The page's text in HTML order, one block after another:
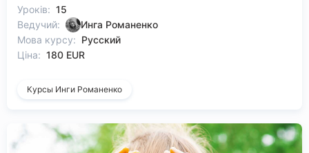
Уроків: 15
Ведучий:
Инга Романенко
Мова курсу: Русский
Ціна: 180 EUR
Курсы Инги Романенко